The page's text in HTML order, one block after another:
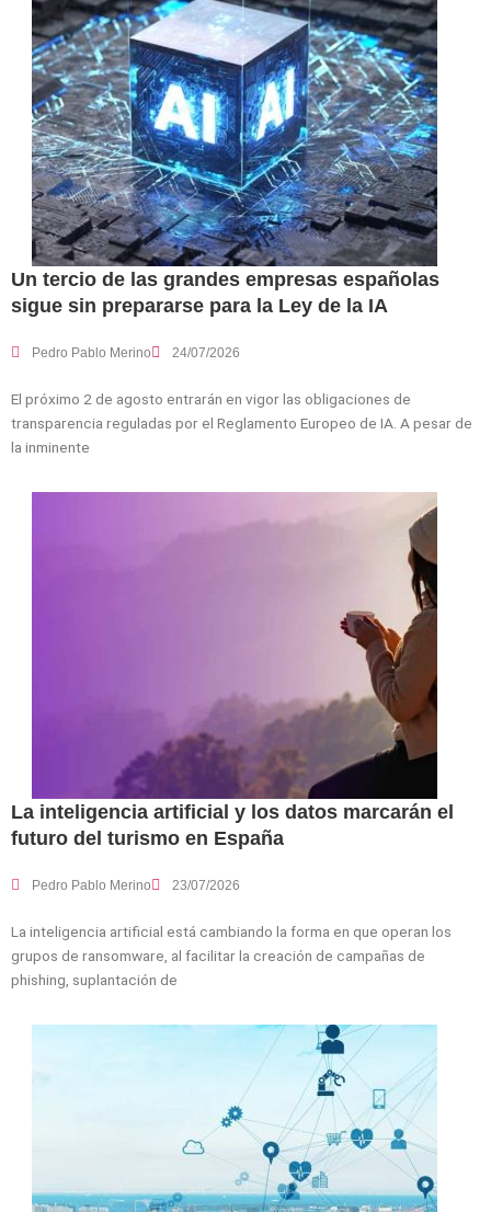
Un tercio de las grandes empresas españolas
sigue sin prepararse para la Ley de la IA
Pedro Pablo Merino 24/07/2026
El próximo 2 de agosto entrarán en vigor las obligaciones de
transparencia reguladas por el Reglamento Europeo de IA. A pesar de
la inminente
La inteligencia artificial y los datos marcarán el
futuro del turismo en España
Pedro Pablo Merino 23/07/2026
La inteligencia artificial está cambiando la forma en que operan los
grupos de ransomware, al facilitar la creación de campañas de
phishing, suplantación de